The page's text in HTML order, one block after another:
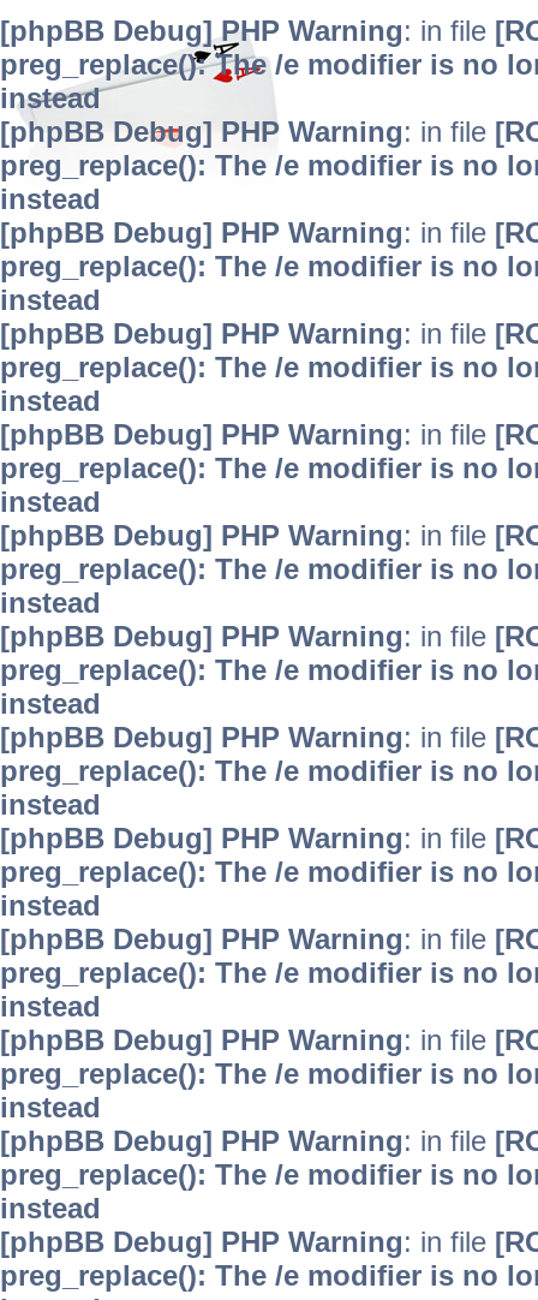
[phpBB Debug] PHP Warning: in file
preg_replace(): The /e modifier is no
instead
[phpBB Debug] PHP Warning: in file
preg_replace(): The /e modifier is no
instead
[phpBB Debug] PHP Warning: in file
preg_replace(): The /e modifier is no
instead
[phpBB Debug] PHP Warning: in file
preg_replace(): The /e modifier is no
instead
[phpBB Debug] PHP Warning: in file
preg_replace(): The /e modifier is no
instead
[phpBB Debug] PHP Warning: in file
preg_replace(): The /e modifier is no
instead
[phpBB Debug] PHP Warning: in file
preg_replace(): The /e modifier is no
instead
[phpBB Debug] PHP Warning: in file
preg_replace(): The /e modifier is no
instead
[phpBB Debug] PHP Warning: in file
preg_replace(): The /e modifier is no
instead
[phpBB Debug] PHP Warning: in file
preg_replace(): The /e modifier is no
instead
[phpBB Debug] PHP Warning: in file
preg_replace(): The /e modifier is no
instead
[phpBB Debug] PHP Warning: in file
preg_replace(): The /e modifier is no
instead
[phpBB Debug] PHP Warning: in file
preg_replace(): The /e modifier is no